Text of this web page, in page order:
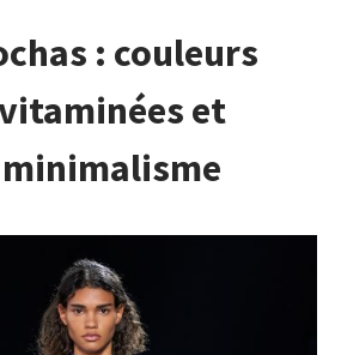
: couleurs
et
minimalisme